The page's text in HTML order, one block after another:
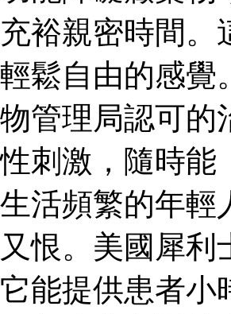
充裕親密時間。
輕鬆自由的感覺
物管理局認可的
性刺激，隨時能
生活頻繁的年輕
又恨。美國犀利
它能提供患者小